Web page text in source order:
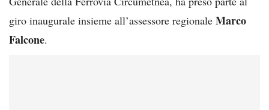
giro inaugurale insieme all’assessore regionale Marco
Falcone.